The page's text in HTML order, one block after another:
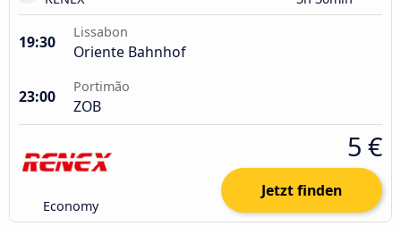
19:30
Lissabon
Oriente Bahnhof
23:00
Portimão
ZOB
Economy
5 €
Jetzt finden